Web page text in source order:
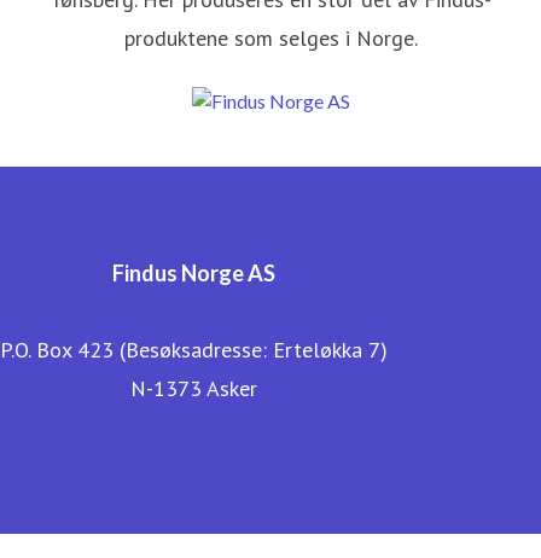
produktene som selges i Norge.
Findus Norge AS
P.O. Box 423 (Besøksadresse: Erteløkka 7)
N-1373 Asker